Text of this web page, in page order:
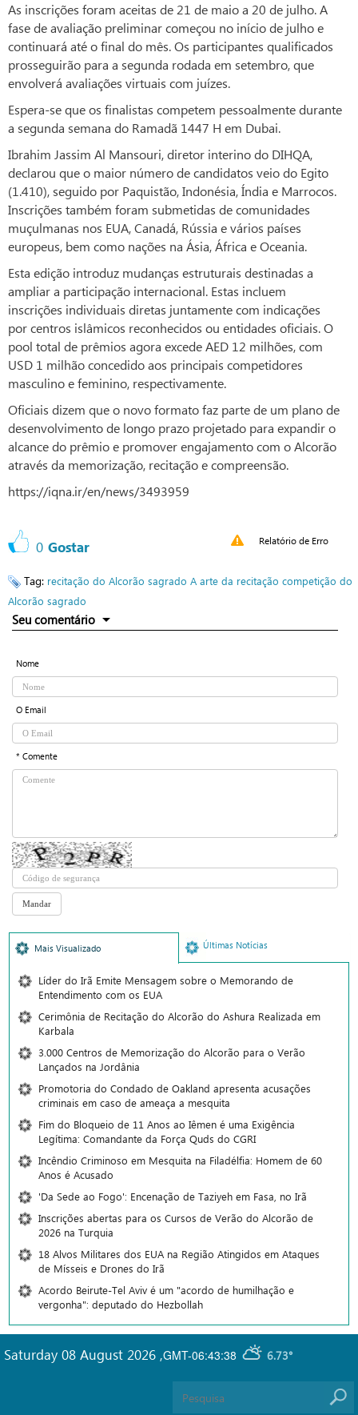
As inscrições foram aceitas de 21 de maio a 20 de julho. A
fase de avaliação preliminar começou no início de julho e
continuará até o final do mês. Os participantes qualificados
prosseguirão para a segunda rodada em setembro, que
envolverá avaliações virtuais com juízes.
Espera-se que os finalistas competem pessoalmente durante
a segunda semana do Ramadã 1447 H em Dubai.
Ibrahim Jassim Al Mansouri, diretor interino do DIHQA,
declarou que o maior número de candidatos veio do Egito
(1.410), seguido por Paquistão, Indonésia, Índia e Marrocos.
Inscrições também foram submetidas de comunidades
muçulmanas nos EUA, Canadá, Rússia e vários países
europeus, bem como nações na Ásia, África e Oceania.
Esta edição introduz mudanças estruturais destinadas a
ampliar a participação internacional. Estas incluem
inscrições individuais diretas juntamente com indicações
por centros islâmicos reconhecidos ou entidades oficiais. O
pool total de prêmios agora excede AED 12 milhões, com
USD 1 milhão concedido aos principais competidores
masculino e feminino, respectivamente.
Oficiais dizem que o novo formato faz parte de um plano de
desenvolvimento de longo prazo projetado para expandir o
alcance do prêmio e promover engajamento com o Alcorão
através da memorização, recitação e compreensão.
https://iqna.ir/en/news/3493959
0 Gostar Relatório de Erro
Tag: recitação do Alcorão sagrado A arte da recitação competição do
Alcorão sagrado
Seu comentário
Nome
O Email
* Comente
Mais Visualizado Últimas Notícias
Líder do Irã Emite Mensagem sobre o Memorando de
Entendimento com os EUA
Cerimônia de Recitação do Alcorão do Ashura Realizada em
Karbala
3.000 Centros de Memorização do Alcorão para o Verão
Lançados na Jordânia
Promotoria do Condado de Oakland apresenta acusações
criminais em caso de ameaça a mesquita
Fim do Bloqueio de 11 Anos ao Iêmen é uma Exigência
Legítima: Comandante da Força Quds do CGRI
Incêndio Criminoso em Mesquita na Filadélfia: Homem de 60
Anos é Acusado
'Da Sede ao Fogo': Encenação de Taziyeh em Fasa, no Irã
Inscrições abertas para os Cursos de Verão do Alcorão de
2026 na Turquia
18 Alvos Militares dos EUA na Região Atingidos em Ataques
de Mísseis e Drones do Irã
Acordo Beirute-Tel Aviv é um "acordo de humilhação e
vergonha": deputado do Hezbollah
GMT-06:43:38 6.73°
Saturday 08 August 2026 ,